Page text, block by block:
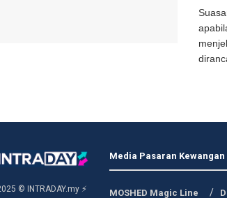
© INTRADAY.my ⚡
Media Pasaran
MOSHED Magic Line